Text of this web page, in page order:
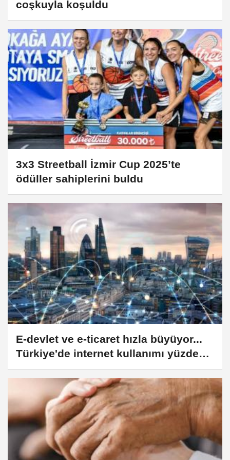
coşkuyla koşuldu
3x3 Streetball İzmir Cup 2025’te
ödüller sahiplerini buldu
E-devlet ve e-ticaret hızla büyüyor...
Türkiye'de internet kullanımı yüzde
90,9’a yükseldi